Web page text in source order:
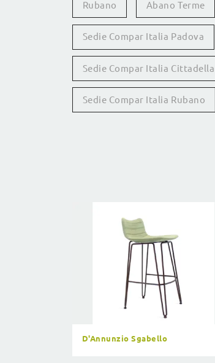
Rubano Abano Terme
Sedie Compar Italia Padova
Sedie Compar Italia Cittadella
Sedie Compar Italia Rubano
D'Annunzio Sgabello